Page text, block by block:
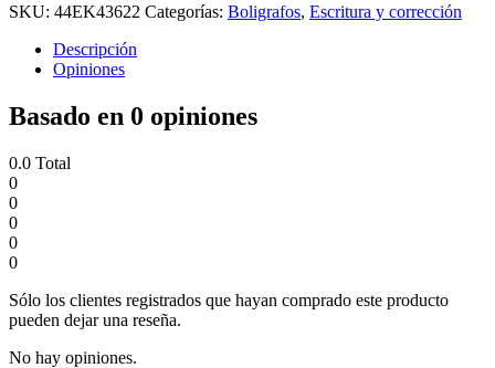
SKU: 44EK43622 Categorías: Boligrafos, Escritura y corrección
Descripción
Opiniones
Basado en 0 opiniones
0.0 Total
0
0
0
0
0
Sólo los clientes registrados que hayan comprado este producto
pueden dejar una reseña.
No hay opiniones.